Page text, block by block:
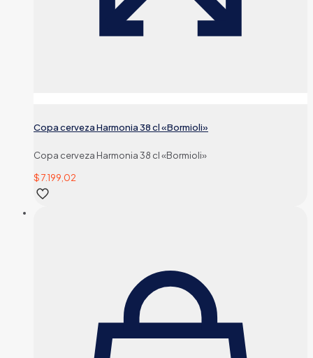
Copa cerveza Harmonia 38 cl «Bormioli»
Copa cerveza Harmonia 38 cl «Bormioli»
$7.199,02